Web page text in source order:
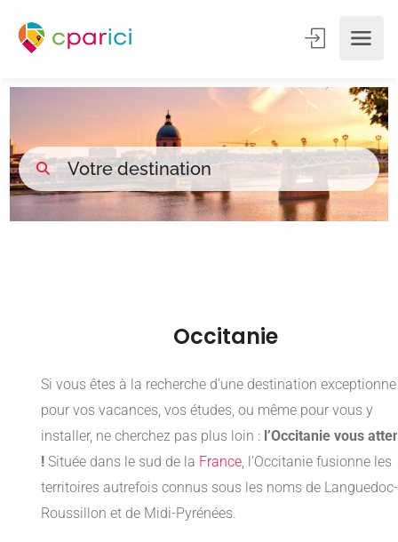
Occitanie
Si vous êtes à la recherche d’une destination
pour vos vacances, vos études, ou même pour vous y
installer, ne cherchez pas plus loin : l’Occitanie vous
! Située dans le sud de la France, l’Occitanie fusionne les
territoires autrefois connus sous les noms de Languedoc-
Roussillon et de Midi-Pyrénées.